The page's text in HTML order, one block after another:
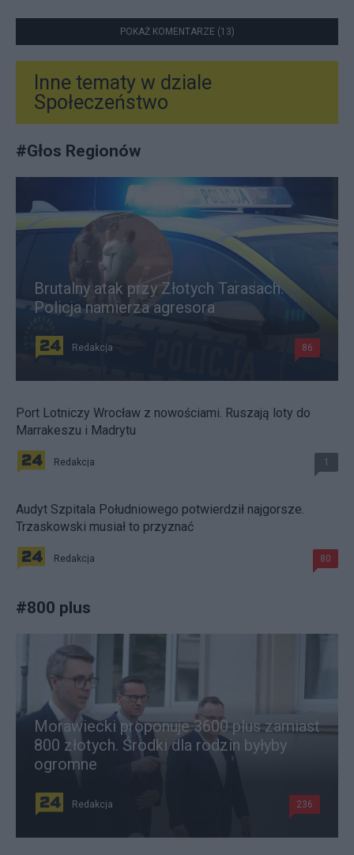
POKAŻ KOMENTARZE (13)
Inne tematy w dziale
Społeczeństwo
#Głos Regionów
Brutalny atak przy Złotych Tarasach.
Policja namierza agresora
Redakcja 86
Port Lotniczy Wrocław z nowościami. Ruszają loty do
Marrakeszu i Madrytu
Redakcja 1
Audyt Szpitala Południowego potwierdził najgorsze.
Trzaskowski musiał to przyznać
Redakcja 80
#800 plus
Morawiecki proponuje 3600 plus zamiast
800 złotych. Środki dla rodzin byłyby
ogromne
Redakcja 236